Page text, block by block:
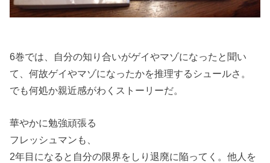
6巻では、自分の知り合いがゲイやマゾになったと聞い
て、何故ゲイやマゾになったかを推理するシュールさ。
でも何処か親近感がわくストーリーだ。
華やかに勉強頑張る
フレッシュマンも、
2年目になると自分の限界をしり退廃に陥ってく。他人を